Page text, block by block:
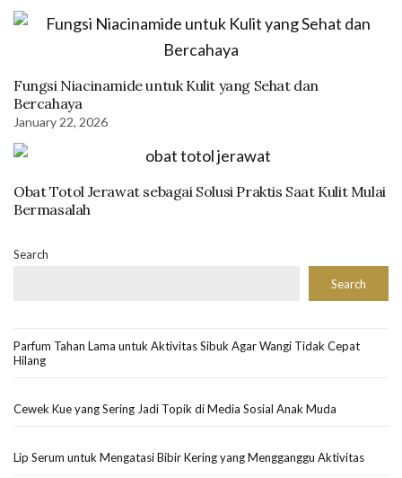
Fungsi Niacinamide untuk Kulit yang Sehat dan
Bercahaya
January 22, 2026
Obat Totol Jerawat sebagai Solusi Praktis Saat Kulit Mulai
Bermasalah
Search
Search
Parfum Tahan Lama untuk Aktivitas Sibuk Agar Wangi Tidak Cepat
Hilang
Cewek Kue yang Sering Jadi Topik di Media Sosial Anak Muda
Lip Serum untuk Mengatasi Bibir Kering yang Mengganggu Aktivitas